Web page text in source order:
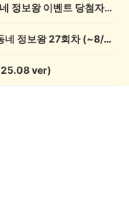
💰[당첨자 발표] 26회차 우리 동네 정보왕 이벤트 당첨자를 발표합니다!
💸 전원 2,000캐시 지급! 우리 동네 정보왕 27회차 (~8/10)
ver)